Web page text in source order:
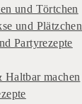
und Törtchen
und Plätzchen
Partyrezepte
Haltbar machen